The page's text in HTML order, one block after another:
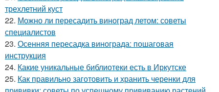
трехлетний куст
22. Можно ли пересадить виноград летом: советы
специалистов
23. Осенняя пересадка винограда: пошаговая
инструкция
24. Какие уникальные библиотеки есть в Иркутске
25. Как правильно заготовить и хранить черенки для